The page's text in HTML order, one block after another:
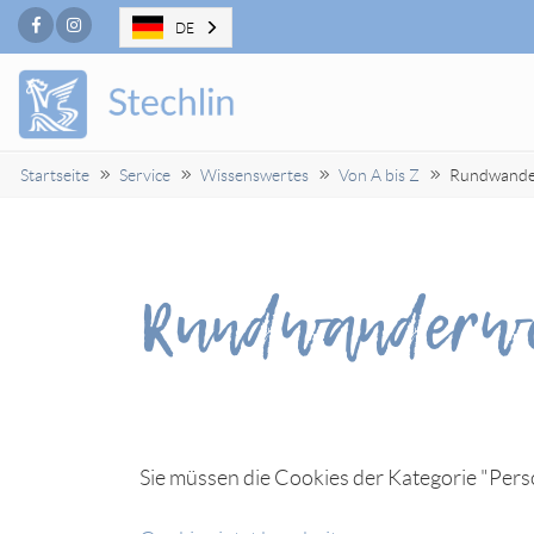
FacebookInstagram
Startseite Service Wissenswertes Von A bis Z
Sie müssen die Cookies der Kategorie
DE